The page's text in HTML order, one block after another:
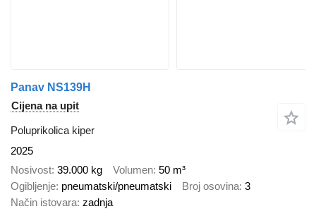
Panav NS139H
Cijena na upit
Poluprikolica kiper
2025
Nosivost 39.000 kg Volumen 50 m³
Ogibljenje pneumatski/pneumatski Broj osovina 3
Način istovara zadnja